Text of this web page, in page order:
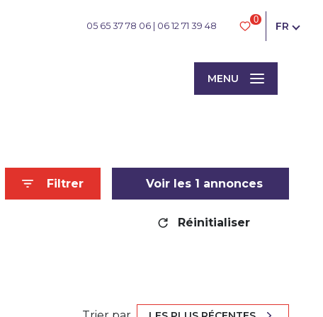
05 65 37 78 06 06 12 71 39 48
0
FR
MENU
Filtrer Voir les 1 annonces
Réinitialiser